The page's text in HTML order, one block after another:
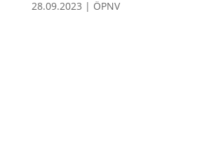
28.09.2023 | ÖPNV